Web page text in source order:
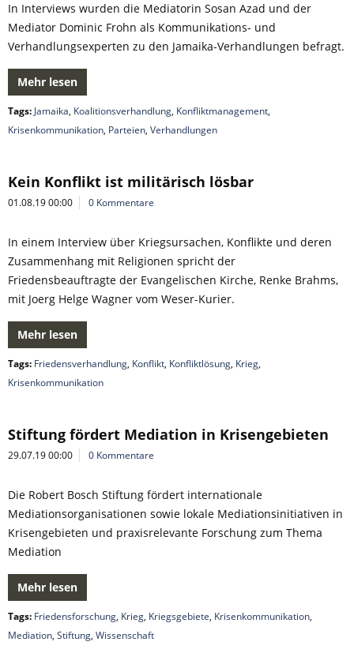
In Interviews wurden die Mediatorin Sosan Azad und der
Mediator Dominic Frohn als Kommunikations- und
Verhandlungsexperten zu den Jamaika-Verhandlungen befragt.
Mehr lesen
Tags: Jamaika, Koalitionsverhandlung, Konfliktmanagement,
Krisenkommunikation, Parteien, Verhandlungen
Kein Konflikt ist militärisch lösbar
01.08.19 00:00 0 Kommentare
In einem Interview über Kriegsursachen, Konflikte und deren
Zusammenhang mit Religionen spricht der
Friedensbeauftragte der Evangelischen Kirche, Renke Brahms,
mit Joerg Helge Wagner vom Weser-Kurier.
Mehr lesen
Tags: Friedensverhandlung, Konflikt, Konfliktlösung, Krieg,
Krisenkommunikation
Stiftung fördert Mediation in Krisengebieten
29.07.19 00:00 0 Kommentare
Die Robert Bosch Stiftung fördert internationale
Mediationsorganisationen sowie lokale Mediationsinitiativen in
Krisengebieten und praxisrelevante Forschung zum Thema
Mediation
Mehr lesen
Tags: Friedensforschung, Krieg, Kriegsgebiete, Krisenkommunikation,
Mediation, Stiftung, Wissenschaft